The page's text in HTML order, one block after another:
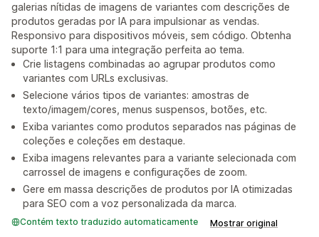
galerias nítidas de imagens de variantes com descrições de
produtos geradas por IA para impulsionar as vendas.
Responsivo para dispositivos móveis, sem código. Obtenha
suporte 1:1 para uma integração perfeita ao tema.
Crie listagens combinadas ao agrupar produtos como
variantes com URLs exclusivas.
Selecione vários tipos de variantes: amostras de
texto/imagem/cores, menus suspensos, botões, etc.
Exiba variantes como produtos separados nas páginas de
coleções e coleções em destaque.
Exiba imagens relevantes para a variante selecionada com
carrossel de imagens e configurações de zoom.
Gere em massa descrições de produtos por IA otimizadas
para SEO com a voz personalizada da marca.
Contém texto traduzido automaticamente Mostrar original